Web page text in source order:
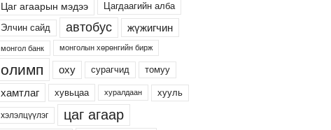
Цаг агаарын мэдээ Цагдаагийн алба
Элчин сайд автобус жүжигчин
монгол банк монголын хөрөнгийн бирж
олимп оху сурагчид томуу
хамтлаг хувьцаа хуралдаан хууль
хэлэлцүүлэг цаг агаар